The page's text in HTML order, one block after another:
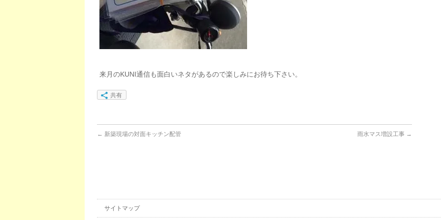
来月のKUNI通信も面白いネタがあるので楽しみにお待ち下さい。
共有
← 新築現場の対面キッチン配管 雨水マス増設工事 →
サイトマップ